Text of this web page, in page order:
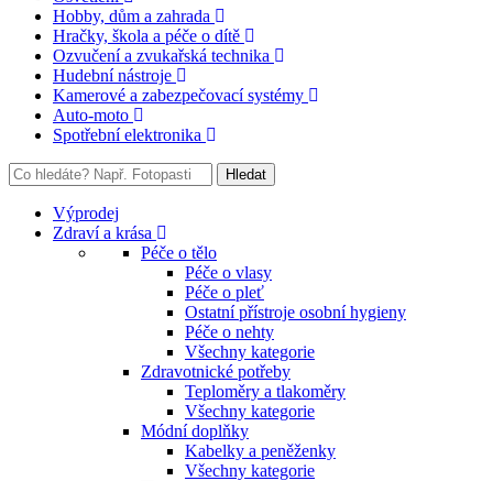
Hobby, dům a zahrada
Hračky, škola a péče o dítě
Ozvučení a zvukařská technika
Hudební nástroje
Kamerové a zabezpečovací systémy
Auto-moto
Spotřební elektronika
Výprodej
Zdraví a krása
Péče o tělo
Péče o vlasy
Péče o pleť
Ostatní přístroje osobní hygieny
Péče o nehty
Všechny kategorie
Zdravotnické potřeby
Teploměry a tlakoměry
Všechny kategorie
Módní doplňky
Kabelky a peněženky
Všechny kategorie